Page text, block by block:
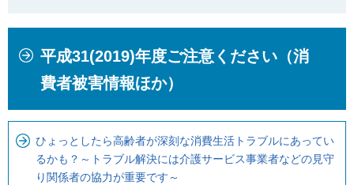
ま
で
ロ
ー
平成31(2019)年度ご注意ください（消
費者被害情報ほか）
ひょっとしたら高齢者が深刻な消費生活トラブルにあってい
るかも？～トラブル解決には介護サービス事業者などの見守
り関係者の協力が重要です～